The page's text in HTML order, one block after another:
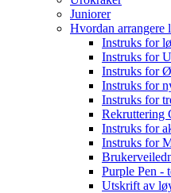
Juniorer
Hvordan arrangere
Instruks for
Instruks for
Instruks for
Instruks for
Instruks for
Rekruttering
Instruks for
Instruks for
Purple Pen -
Utskrift av